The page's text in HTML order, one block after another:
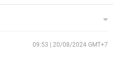
09:53 | 20/08/2024 GMT+7